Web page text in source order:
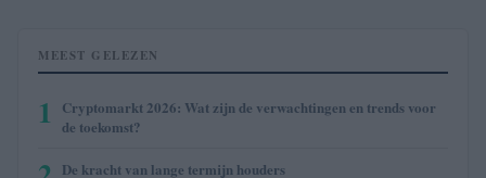
MEEST GELEZEN
1
Cryptomarkt 2026: Wat zijn de verwachtingen en trends voor
de toekomst?
De kracht van lange termijn houders